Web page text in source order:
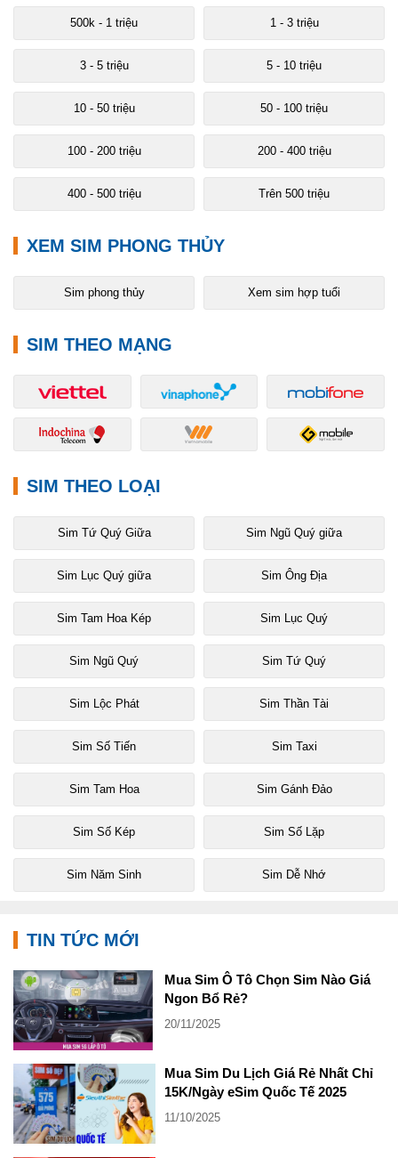
500k - 1 triệu 1 - 3 triệu
3 - 5 triệu 5 - 10 triệu
10 - 50 triệu 50 - 100 triệu
100 - 200 triệu 200 - 400 triệu
400 - 500 triệu Trên 500 triệu
XEM SIM PHONG THỦY
Sim phong thủy Xem sim hợp tuổi
SIM THEO MẠNG
SIM THEO LOẠI
Sim Tứ Quý Giữa Sim Ngũ Quý giữa
Sim Lục Quý giữa Sim Ông Địa
Sim Tam Hoa Kép Sim Lục Quý
Sim Ngũ Quý Sim Tứ Quý
Sim Lộc Phát Sim Thần Tài
Sim Số Tiến Sim Taxi
Sim Tam Hoa Sim Gánh Đảo
Sim Số Kép Sim Số Lặp
Sim Năm Sinh Sim Dễ Nhớ
TIN TỨC MỚI
Mua Sim Ô Tô Chọn Sim Nào Giá
Ngon Bổ Rẻ?
20/11/2025
Mua Sim Du Lịch Giá Rẻ Nhất Chỉ
15K/Ngày eSim Quốc Tế 2025
11/10/2025